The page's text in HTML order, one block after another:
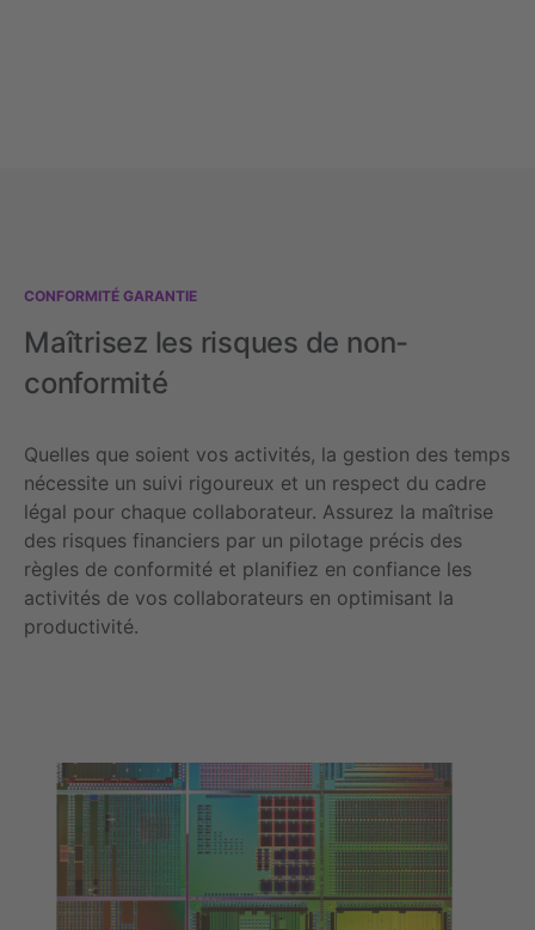
CONFORMITÉ GARANTIE
Maîtrisez les risques de non-
conformité
Quelles que soient vos activités, la gestion des temps
nécessite un suivi rigoureux et un respect du cadre
légal pour chaque collaborateur. Assurez la maîtrise
des risques financiers par un pilotage précis des
règles de conformité et planifiez en confiance les
activités de vos collaborateurs en optimisant la
productivité.